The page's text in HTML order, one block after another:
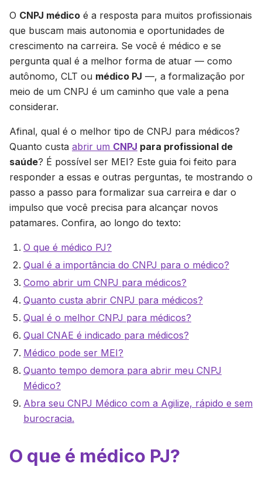
O CNPJ médico é a resposta para muitos profissionais
que buscam mais autonomia e oportunidades de
crescimento na carreira. Se você é médico e se
pergunta qual é a melhor forma de atuar — como
autônomo, CLT ou médico PJ —, a formalização por
meio de um CNPJ é um caminho que vale a pena
considerar.
Afinal, qual é o melhor tipo de CNPJ para médicos?
Quanto custa abrir um CNPJ para profissional de
saúde? É possível ser MEI? Este guia foi feito para
responder a essas e outras perguntas, te mostrando o
passo a passo para formalizar sua carreira e dar o
impulso que você precisa para alcançar novos
patamares. Confira, ao longo do texto:
O que é médico PJ?
Qual é a importância do CNPJ para o médico?
Como abrir um CNPJ para médicos?
Quanto custa abrir CNPJ para médicos?
Qual é o melhor CNPJ para médicos?
Qual CNAE é indicado para médicos?
Médico pode ser MEI?
Quanto tempo demora para abrir meu CNPJ
Médico?
Abra seu CNPJ Médico com a Agilize, rápido e sem
burocracia.
O que é médico PJ?